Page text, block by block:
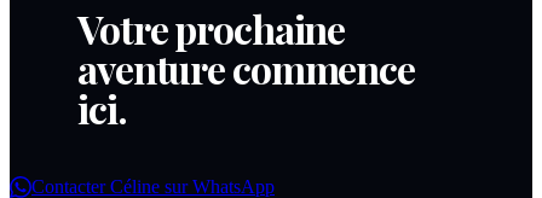
Votre prochaine
aventure commence
ici.
Contacter Céline sur WhatsApp